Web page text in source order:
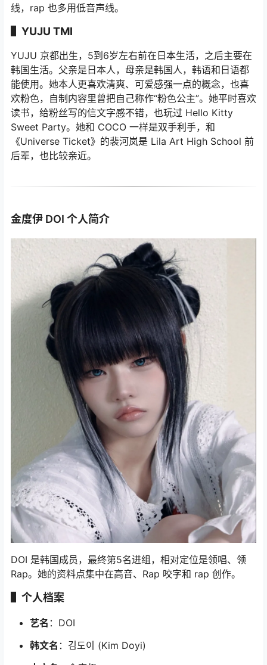
线，rap 也多用低音声线。
▌YUJU TMI
YUJU 京都出生，5到6岁左右前在日本生活，之后主要在
韩国生活。父亲是日本人，母亲是韩国人，韩语和日语都
能使用。她本人更喜欢清爽、可爱感强一点的概念，也喜
欢粉色，自制内容里曾把自己称作“粉色公主”。她平时喜欢
读书，给粉丝写的信文字感不错，也玩过 Hello Kitty
Sweet Party。她和 COCO 一样是双手利手，和
《Universe Ticket》的裴河岚是 Lila Art High School 前
后辈，也比较亲近。
金度伊 DOI 个人简介
DOI 是韩国成员，最终第5名进组，相对定位是领唱、领
Rap。她的资料点集中在高音、Rap 咬字和 rap 创作。
▌个人档案
艺名 ：DOI
韩文名 ：김도이 (Kim Doyi)